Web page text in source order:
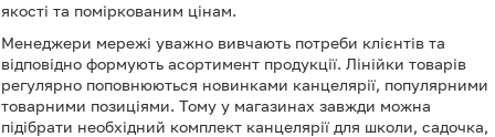
якості та поміркованим цінам.
Менеджери мережі уважно вивчають потреби клієнтів та
відповідно формують асортимент продукції. Лінійки товарів
регулярно поповнюються новинками канцелярії, популярними
товарними позиціями. Тому у магазинах завжди можна
підібрати необхідний комплект канцелярії для школи, садочка,